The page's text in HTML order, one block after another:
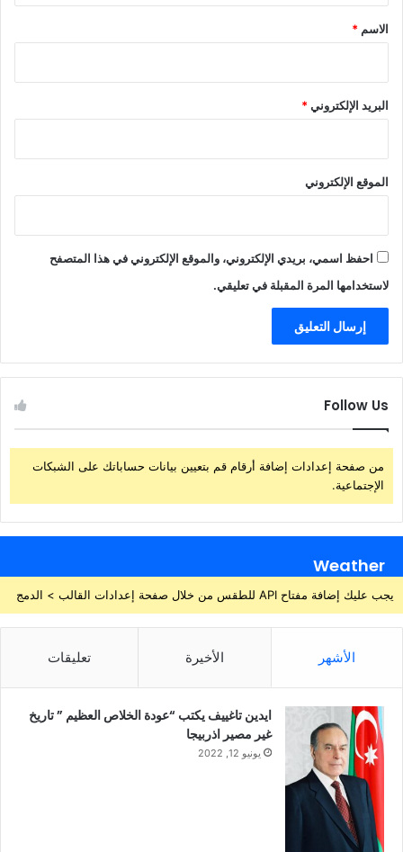
*
الاسم *
البريد الإلكتروني*
الموقع الإلكتروني
احفظ اسمي، بريدي الإلكتروني، والموقع الإلكتروني في هذا المتصفح
لاستخدامها المرة المقبلة في تعليقي.
Follow Us
من صفحة إعدادات إضافة أرقام قم بتعيين بيانات حساباتك على الشبكات
الإجتماعية.
Weather
يجب عليك إضافة مفتاح API للطقس من خلال صفحة إعدادات القالب > الدمج
الأشهر الأخيرة تعليقات
ايدين تاغييف يكتب “عودة الخلاص العظيم ” تاريخ
غير مصير اذربيجا
يونيو 12, 2022